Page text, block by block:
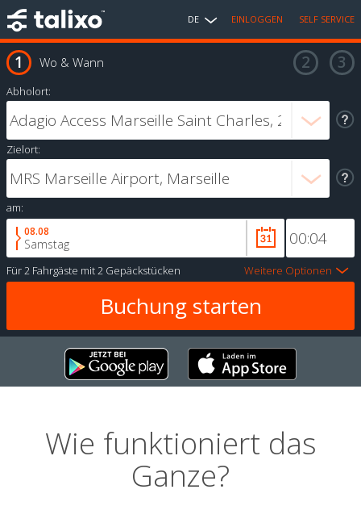
DE EINLOGGEN SELF SERVICE
Wo & Wann
Abholort:
Zielort:
am:
08.08
Samstag
Für2 Fahrgäste mit2 Gepäckstücken Weitere Optionen
Wie funktioniert das
Ganze?